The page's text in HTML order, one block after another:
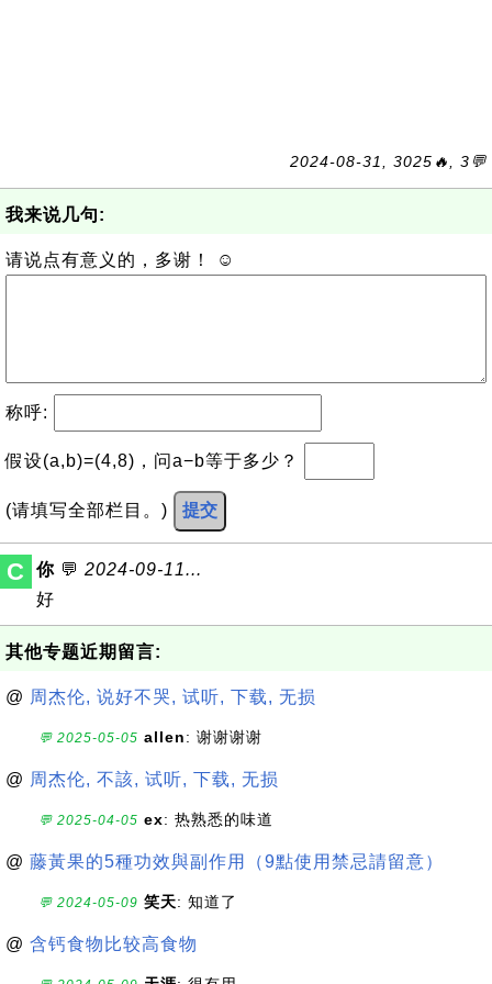
2024-08-31, 3025🔥, 3💬
我来说几句:
请说点有意义的，多谢！ ☺
称呼:
假设(a,b)=(4,8)，问a−b等于多少？
(请填写全部栏目。) 提交
C 你 💬 2024-09-11...
好
其他专题近期留言:
@ 周杰伦, 说好不哭, 试听, 下载, 无损
💬 2025-05-05 allen: 谢谢谢谢
@ 周杰伦, 不該, 试听, 下载, 无损
💬 2025-04-05 ex: 热熟悉的味道
@ 藤黃果的5種功效與副作用（9點使用禁忌請留意）
💬 2024-05-09 笑天: 知道了
@ 含钙食物比较高食物